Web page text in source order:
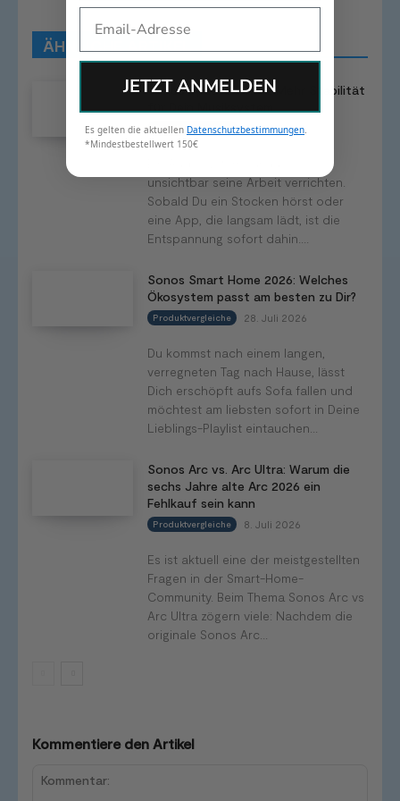
ÄHNLICHE ARTIKEL
Produkttests
Produktvergleiche
Bestenlisten
Sonos Update v87.01: Mehr Stabilität
Smart Home News 29. Juli 2026
unsichtbar seine Arbeit verrichten.
Sobald Du ein Stocken hörst oder
eine App, die langsam lädt, ist die
Entspannung sofort dahin....
Sonos Smart Home 2026: Welches
Ökosystem passt am besten zu Dir?
Produktvergleiche 28. Juli 2026
Du kommst nach einem langen,
verregneten Tag nach Hause, lässt
Dich erschöpft aufs Sofa fallen und
möchtest am liebsten sofort in Deine
Lieblings-Playlist eintauchen...
Sonos Arc vs. Arc Ultra: Warum die
sechs Jahre alte Arc 2026 ein
Fehlkauf sein kann
Produktvergleiche 8. Juli 2026
Es ist aktuell eine der meistgestellten
Fragen in der Smart-Home-
Community. Beim Thema Sonos Arc vs
Arc Ultra zögern viele: Nachdem die
originale Sonos Arc...
Kommentiere den Artikel
JETZT ANMELDEN
Es gelten die aktuellen Datenschutzbestimmungen.
*Mindestbestellwert 150€